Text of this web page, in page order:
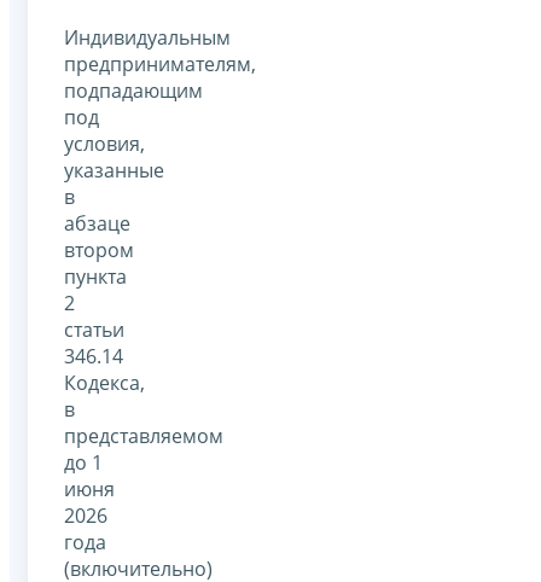
Индивидуальным
предпринимателям,
подпадающим
под
условия,
указанные
в
абзаце
втором
пункта
2
статьи
346.14
Кодекса,
в
представляемом
до 1
июня
2026
года
(включительно)